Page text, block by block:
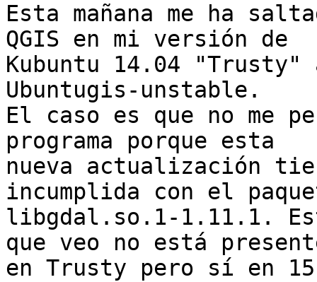
Esta mañana me ha
QGIS en mi versión de
Kubuntu 14.04
Ubuntugis-unstable.
El caso es que no me
programa porque esta
nueva actualización
incumplida con el
libgdal.so.1-1.11.1.
que veo no está
en Trusty pero sí en